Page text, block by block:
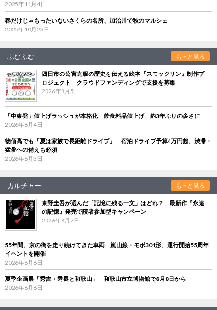
2025年11月4日
春だけじゃもったいないさくらの名所、加治川で秋のマルシェ
2025年10月23日
ふむふむ もっと見る
四日市の公害克服の歴史を伝える絵本『スモックリン』制作プ
ロジェクト クラウドファンディングで支援を募集
2026年8月5日
「中東発」値上げラッシュが本格化 飲食料品値上げ、約3年ぶりの多さに
2026年8月4日
物価高でも「夏は家族で長距離ドライブ」 宿泊ドライブ予算4万円超、渋滞・
猛暑への備えも必須
2026年8月3日
カルチャー もっと見る
東野圭吾が選んだ「記憶に残る一文」はどれ？ 最新作『永遠
の記憶』発売で読者参加型キャンペーン
2026年8月7日
55年間、京の街を走り続けてきた車両 嵐山線・モボ301形、運行開始55周年
イベントを開催
2026年8月6日
夏季企画展「秀吉・秀長と和歌山」 和歌山市立博物館で8月8日から
2026年8月6日